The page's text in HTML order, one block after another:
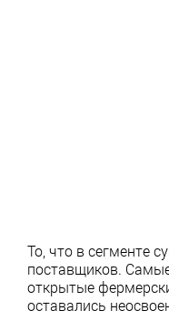
То, что в сегменте
поставщиков.
открытые
оставались